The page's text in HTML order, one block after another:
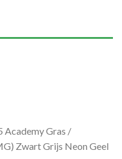
Academy Gras /
Zwart Grijs Neon Geel